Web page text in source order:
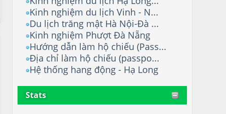
Kinh nghiệm du lịch Vinh - N...
Du lịch trăng mật Hà Nội-Đà ...
Kinh nghiệm Phượt Đà Nẵng
Hướng dẫn làm hộ chiếu (Pass...
Địa chỉ làm hộ chiếu (passpo...
Hệ thống hang động - Hạ Long
Stats